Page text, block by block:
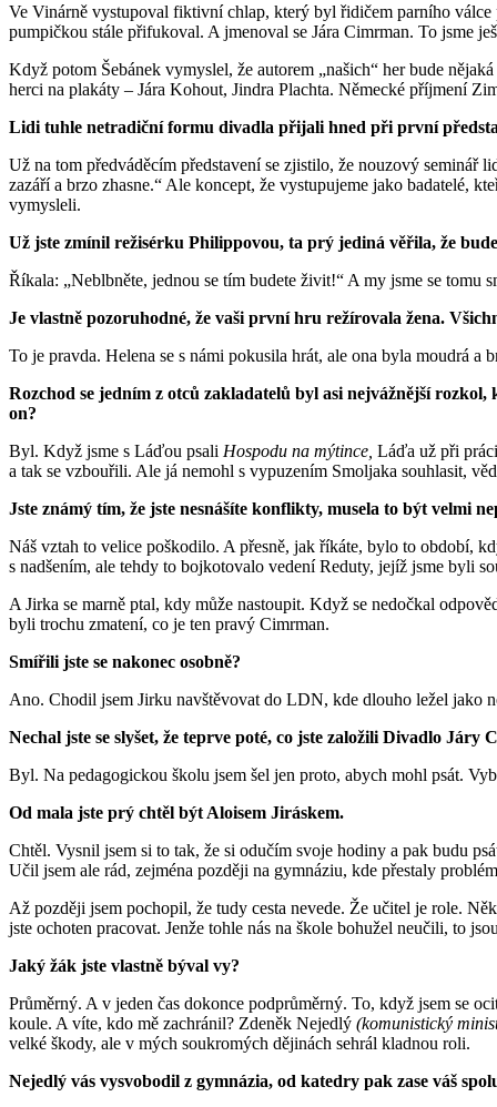
Ve Vinárně vystupoval fiktivní chlap, který byl řidičem parního
pumpičkou stále přifukoval. A jmenoval se Jára Cimrman. To jsme
Když potom Šebánek vymyslel, že autorem „našich“ her bude
herci na plakáty – Jára Kohout, Jindra Plachta. Německé příjmení
Lidi tuhle netradiční formu divadla přijali hned při první
Už na tom předváděcím představení se zjistilo, že nouzový seminář
zazáří a brzo zhasne.“ Ale koncept, že vystupujeme jako badatelé,
vymysleli.
Už jste zmínil režisérku Philippovou, ta prý jediná věřila, že
Říkala: „Neblbněte, jednou se tím budete živit!“ A my jsme se tomu
Je vlastně pozoruhodné, že vaši první hru režírovala žena.
To je pravda. Helena se s námi pokusila hrát, ale ona byla moudrá
Rozchod se jedním z otců zakladatelů byl asi nejvážnější
on?
Byl. Když jsme s Láďou psali Hospodu na mýtince, Láďa už při
a tak se vzbouřili. Ale já nemohl s vypuzením Smoljaka souhlasit,
Jste známý tím, že jste nesnášíte konflikty, musela to být velmi
Náš vztah to velice poškodilo. A přesně, jak říkáte, bylo to období,
s nadšením, ale tehdy to bojkotovalo vedení Reduty, jejíž jsme byli
A Jirka se marně ptal, kdy může nastoupit. Když se nedočkal
byli trochu zmatení, co je ten pravý Cimrman.
Smířili jste se nakonec osobně?
Ano. Chodil jsem Jirku navštěvovat do LDN, kde dlouho ležel jako
Nechal jste se slyšet, že teprve poté, co jste založili Divadlo
Byl. Na pedagogickou školu jsem šel jen proto, abych mohl psát.
Od mala jste prý chtěl být Aloisem Jiráskem.
Chtěl. Vysnil jsem si to tak, že si odučím svoje hodiny a pak budu
Učil jsem ale rád, zejména později na gymnáziu, kde přestaly
Až později jsem pochopil, že tudy cesta nevede. Že učitel je role.
jste ochoten pracovat. Jenže tohle nás na škole bohužel neučili, to
Jaký žák jste vlastně býval vy?
Průměrný. A v jeden čas dokonce podprůměrný. To, když jsem se
koule. A víte, kdo mě zachránil? Zdeněk Nejedlý (komunistický
velké škody, ale v mých soukromých dějinách sehrál kladnou roli.
Nejedlý vás vysvobodil z gymnázia, od katedry pak zase váš